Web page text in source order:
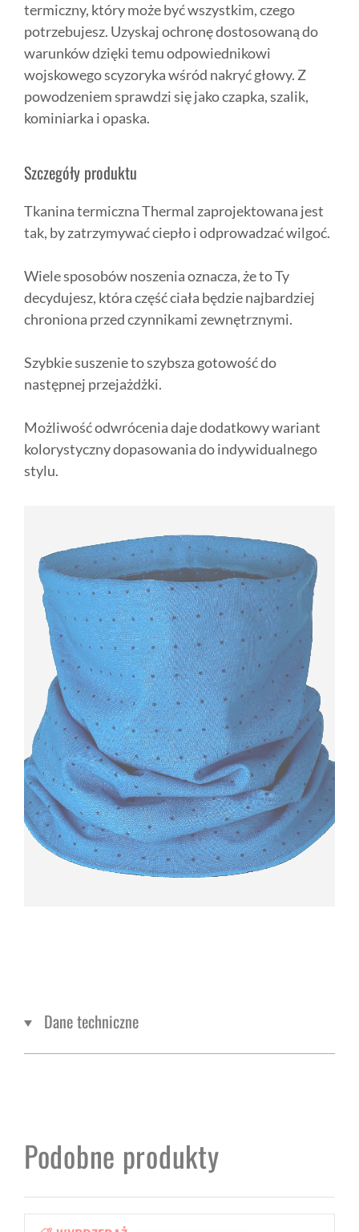
termiczny, który może być wszystkim, czego
potrzebujesz. Uzyskaj ochronę dostosowaną do
warunków dzięki temu odpowiednikowi
wojskowego scyzoryka wśród nakryć głowy. Z
powodzeniem sprawdzi się jako czapka, szalik,
kominiarka i opaska.
Szczegóły produktu
Tkanina termiczna Thermal zaprojektowana jest
tak, by zatrzymywać ciepło i odprowadzać wilgoć.
Wiele sposobów noszenia oznacza, że to Ty
decydujesz, która część ciała będzie najbardziej
chroniona przed czynnikami zewnętrznymi.
Szybkie suszenie to szybsza gotowość do
następnej przejażdżki.
Możliwość odwrócenia daje dodatkowy wariant
kolorystyczny dopasowania do indywidualnego
stylu.
Dane techniczne
Podobne produkty